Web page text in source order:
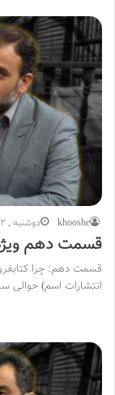
khooshe دوشنبه , 22 اردیبهشت 1404
قسمت دهم ویژه
قسمت دهم: چرا
انتشارات اسم) حوالی ساعت ۱۷:۳۰ از شبکه افق